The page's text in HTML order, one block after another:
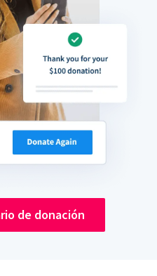
de donación